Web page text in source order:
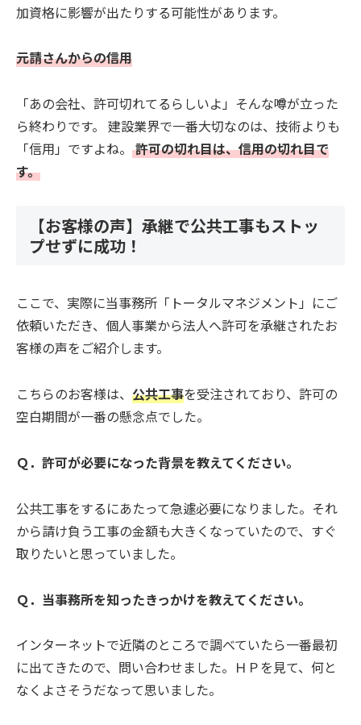
加資格に影響が出たりする可能性があります。
元請さんからの信用
「あの会社、許可切れてるらしいよ」そんな噂が立った
ら終わりです。 建設業界で一番大切なのは、技術よりも
「信用」ですよね。 許可の切れ目は、信用の切れ目で
す。
【お客様の声】承継で公共工事もストッ
プせずに成功！
ここで、実際に当事務所「トータルマネジメント」にご
依頼いただき、個人事業から法人へ許可を承継されたお
客様の声をご紹介します。
こちらのお客様は、 公共工事を受注されており、許可の
空白期間が一番の懸念点でした。
Ｑ．許可が必要になった背景を教えてください。
公共工事をするにあたって急遽必要になりました。それ
から請け負う工事の金額も大きくなっていたので、すぐ
取りたいと思っていました。
Ｑ．当事務所を知ったきっかけを教えてください。
インターネットで近隣のところで調べていたら一番最初
に出てきたので、問い合わせました。ＨＰを見て、何と
なくよさそうだなって思いました。